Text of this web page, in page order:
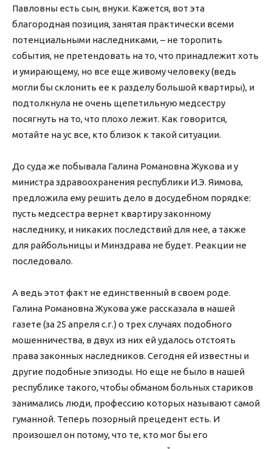
Павловны есть сын, внуки. Кажется, вот эта
благородная позиция, занятая практически всеми
потенциальными наследниками, – не торопить
события, не претендовать на то, что принадлежит хоть
и умирающему, но все еще живому человеку (ведь
могли бы склонить ее к разделу большой квартиры), и
подтолкнула не очень щепетильную медсестру
посягнуть на то, что плохо лежит. Как говорится,
мотайте на ус все, кто близок к такой ситуации.
До суда же побывала Галина Романовна Жукова и у
министра здравоохранения республики И.Э. Яимова,
предложила ему решить дело в досудебном порядке:
пусть медсестра вернет квартиру законному
наследнику, и никаких последствий для нее, а также
для райбольницы и Минздрава не будет. Реакции не
последовало.
А ведь этот факт не единственный в своем роде.
Галина Романовна Жукова уже рассказала в нашей
газете (за 25 апреля с.г.) о трех случаях подобного
мошенничества, в двух из них ей удалось отстоять
права законных наследников. Сегодня ей известны и
другие подобные эпизоды. Но еще не было в нашей
республике такого, чтобы обманом больных стариков
занимались люди, профессию которых называют самой
гуманной. Теперь позорный прецедент есть. И
произошел он потому, что те, кто мог бы его